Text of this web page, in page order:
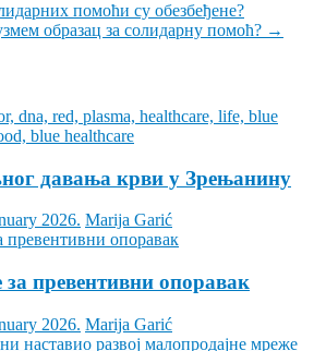
помоћи су обезбеђене?
образац за солидарну помоћ? →
давања крви у Зрењанину
2026. Marija Garić
за превентивни опоравак
2026. Marija Garić